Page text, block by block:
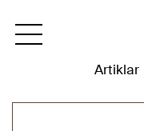
Artiklar